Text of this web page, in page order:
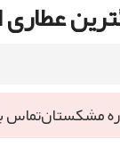
عطاری
مشکستانتماس